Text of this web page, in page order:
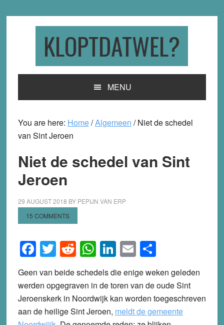
KLOPTDATWEL?
MENU
You are here: Home/Algemeen /Niet de schedel
van Sint Jeroen
Niet de schedel van Sint
Jeroen
29 AUGUST 2018 BY PEPIJN VAN ERP
15 COMMENTS
Facebook
Twitter
Reddit
WhatsApp
LinkedIn
EmailShare
Geen van beide schedels die enige weken geleden
werden opgegraven in de toren van de oude Sint
Jeroenskerk in Noordwijk kan worden toegeschreven
aan de heilige Sint Jeroen, meldt de gemeente